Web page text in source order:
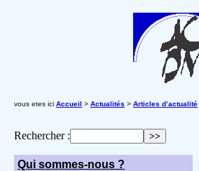
vous etes ici Accueil > Actualités > Articles d’actualité
Rechercher :
Qui sommes-nous ?